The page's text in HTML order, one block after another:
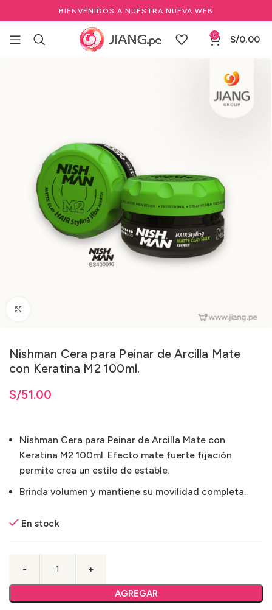
BIENVENIDOS A NUESTRA NUEVA WEB
0 S/0.00
Nishman
Nishman Cera para Peinar de Arcilla Mate
con Keratina M2 100ml.
S/51.00
Nishman Cera para Peinar de Arcilla Mate con
Keratina M2 100ml. Efecto mate fuerte fijación
permite crea un estilo de estable.
Brinda volumen y mantiene su movilidad completa.
En stock
AGREGAR